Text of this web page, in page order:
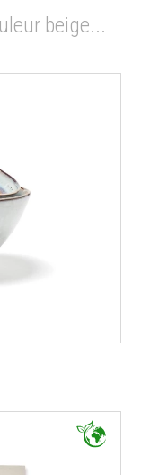
beige...